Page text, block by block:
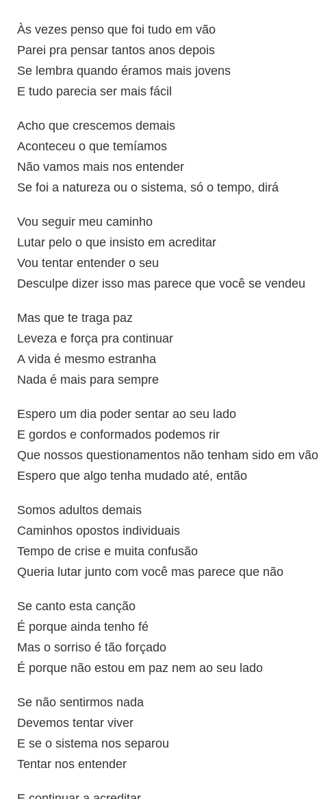
Às vezes penso que foi tudo em vão
Parei pra pensar tantos anos depois
Se lembra quando éramos mais jovens
E tudo parecia ser mais fácil
Acho que crescemos demais
Aconteceu o que temíamos
Não vamos mais nos entender
Se foi a natureza ou o sistema, só o tempo, dirá
Vou seguir meu caminho
Lutar pelo o que insisto em acreditar
Vou tentar entender o seu
Desculpe dizer isso mas parece que você se vendeu
Mas que te traga paz
Leveza e força pra continuar
A vida é mesmo estranha
Nada é mais para sempre
Espero um dia poder sentar ao seu lado
E gordos e conformados podemos rir
Que nossos questionamentos não tenham sido em vão
Espero que algo tenha mudado até, então
Somos adultos demais
Caminhos opostos individuais
Tempo de crise e muita confusão
Queria lutar junto com você mas parece que não
Se canto esta canção
É porque ainda tenho fé
Mas o sorriso é tão forçado
É porque não estou em paz nem ao seu lado
Se não sentirmos nada
Devemos tentar viver
E se o sistema nos separou
Tentar nos entender
automático